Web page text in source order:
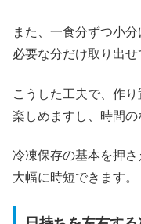
また、一食分ずつ小
必要な分だけ取り出せ
こうした工夫で、作
楽しめますし、時間の
冷凍保存の基本を押
大幅に時短できます。